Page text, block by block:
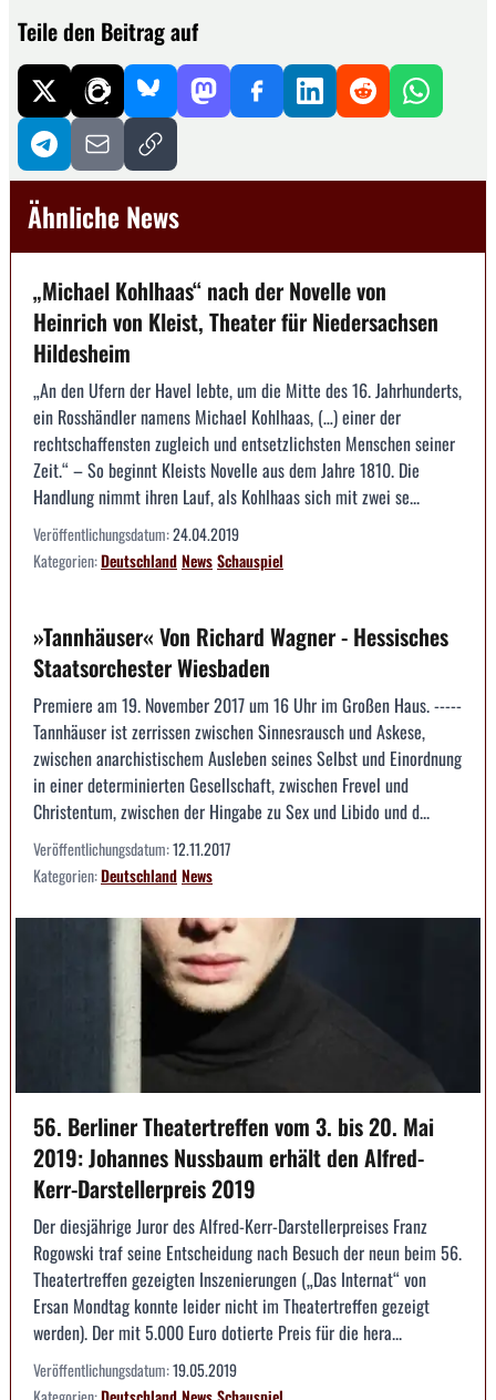
Teile den Beitrag auf
Ähnliche News
„Michael Kohlhaas“ nach der Novelle von
Heinrich von Kleist, Theater für Niedersachsen
Hildesheim
„An den Ufern der Havel lebte, um die Mitte des 16. Jahrhunderts,
ein Rosshändler namens Michael Kohlhaas, (…) einer der
rechtschaffensten zugleich und entsetzlichsten Menschen seiner
Zeit.“ – So beginnt Kleists Novelle aus dem Jahre 1810. Die
Handlung nimmt ihren Lauf, als Kohlhaas sich mit zwei se...
Veröffentlichungsdatum:24.04.2019
Kategorien:DeutschlandNewsSchauspiel
»Tannhäuser« Von Richard Wagner - Hessisches
Staatsorchester Wiesbaden
Premiere am 19. November 2017 um 16 Uhr im Großen Haus. -----
Tannhäuser ist zerrissen zwischen Sinnesrausch und Askese,
zwischen anarchistischem Ausleben seines Selbst und Einordnung
in einer determinierten Gesellschaft, zwischen Frevel und
Christentum, zwischen der Hingabe zu Sex und Libido und d...
Veröffentlichungsdatum:12.11.2017
Kategorien:DeutschlandNews
56. Berliner Theatertreffen vom 3. bis 20. Mai
2019: Johannes Nussbaum erhält den Alfred-
Kerr-Darstellerpreis 2019
Der diesjährige Juror des Alfred-Kerr-Darstellerpreises Franz
Rogowski traf seine Entscheidung nach Besuch der neun beim 56.
Theatertreffen gezeigten Inszenierungen („Das Internat“ von
Ersan Mondtag konnte leider nicht im Theatertreffen gezeigt
werden). Der mit 5.000 Euro dotierte Preis für die hera...
Veröffentlichungsdatum:19.05.2019